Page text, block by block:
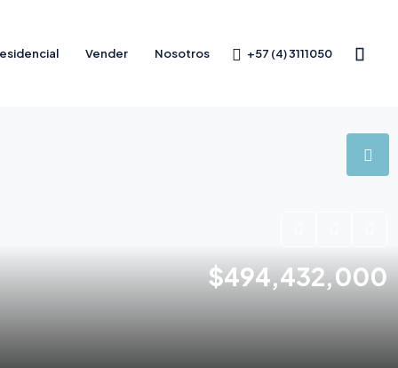
Vender Nosotros +57 (4) 3111050
$494,432,000